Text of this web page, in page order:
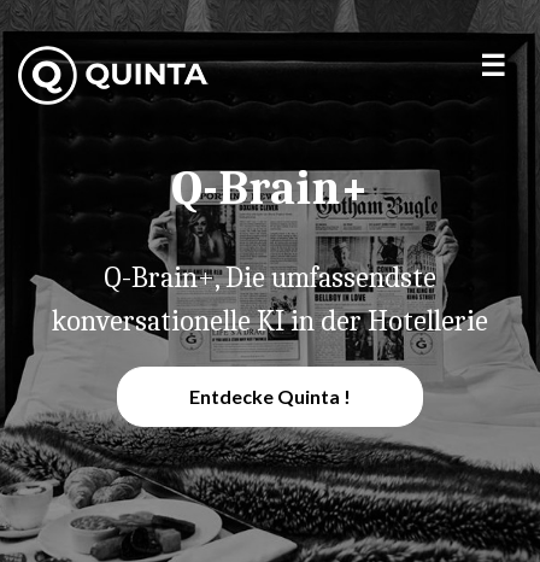
Q-Brain+
Q-Brain+, Die umfassendste
konversationelle KI in der Hotellerie
Entdecke Quinta !